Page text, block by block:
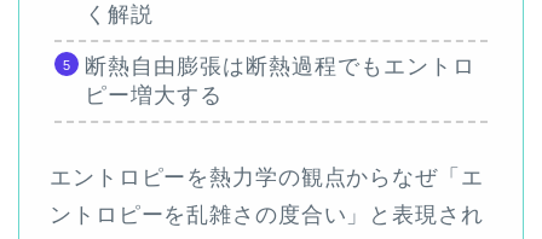
く解説
断熱自由膨張は断熱過程でもエントロ
ピー増大する
エントロピーを熱力学の観点からなぜ「エ
ントロピーを乱雑さの度合い」と表現され